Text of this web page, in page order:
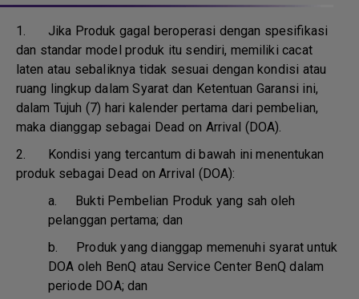
1. Jika Produk gagal beroperasi dengan spesifikasi
dan standar model produk itu sendiri, memiliki cacat
laten atau sebaliknya tidak sesuai dengan kondisi atau
ruang lingkup dalam Syarat dan Ketentuan Garansi ini,
dalam Tujuh (7) hari kalender pertama dari pembelian,
maka dianggap sebagai Dead on Arrival (DOA).
2. Kondisi yang tercantum di bawah ini menentukan
produk sebagai Dead on Arrival (DOA):
a. Bukti Pembelian Produk yang sah oleh
pelanggan pertama; dan
b. Produk yang dianggap memenuhi syarat untuk
DOA oleh BenQ atau Service Center BenQ dalam
periode DOA; dan